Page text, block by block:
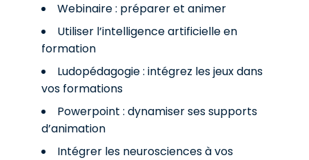
Webinaire : préparer et animer
Utiliser l’intelligence artificielle en
formation
Ludopédagogie : intégrez les jeux dans
vos formations
Powerpoint : dynamiser ses supports
d’animation
Intégrer les neurosciences à vos